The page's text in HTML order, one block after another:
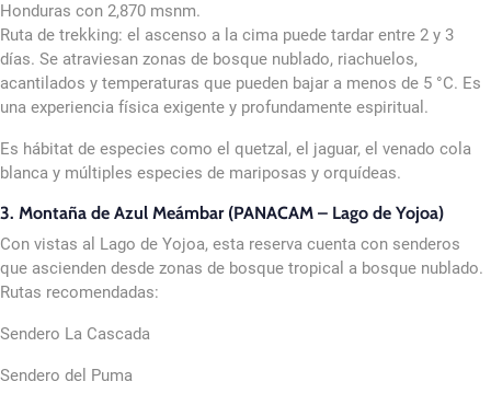
Honduras con 2,870 msnm.
Ruta de trekking: el ascenso a la cima puede tardar entre 2 y 3
días. Se atraviesan zonas de bosque nublado, riachuelos,
acantilados y temperaturas que pueden bajar a menos de 5 °C. Es
una experiencia física exigente y profundamente espiritual.
Es hábitat de especies como el quetzal, el jaguar, el venado cola
blanca y múltiples especies de mariposas y orquídeas.
3. Montaña de Azul Meámbar (PANACAM – Lago de Yojoa)
Con vistas al Lago de Yojoa, esta reserva cuenta con senderos
que ascienden desde zonas de bosque tropical a bosque nublado.
Rutas recomendadas:
Sendero La Cascada
Sendero del Puma